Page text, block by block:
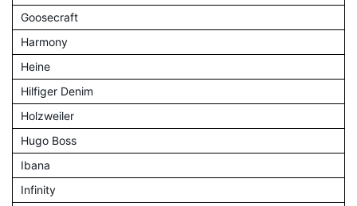
Goosecraft
Harmony
Heine
Hilfiger Denim
Holzweiler
Hugo Boss
Ibana
Infinity